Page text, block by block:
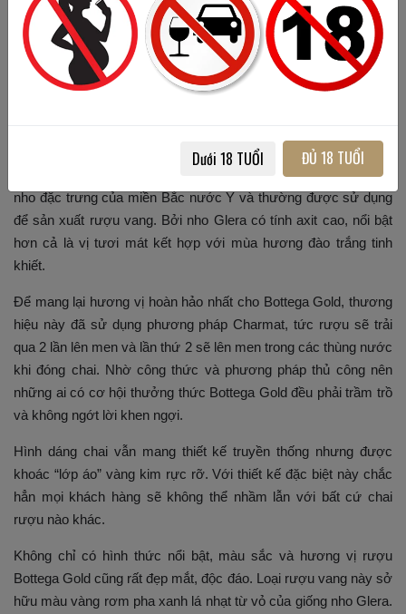
Hình 6. Rượu vang nổ với sắc vàng sang trọng
Bottega Gold được sản xuất từ giống nho Glera. Đây là giống
nho đặc trưng của miền Bắc nước Ý và thường được sử dụng
để sản xuất rượu vang. Bởi nho Glera có tính axit cao, nổi bật
hơn cả là vị tươi mát kết hợp với mùa hương đào trắng tinh
khiết.
Để mang lại hương vị hoàn hảo nhất cho Bottega Gold, thương
hiệu này đã sử dụng phương pháp Charmat, tức rượu sẽ trải
qua 2 lần lên men và lần thứ 2 sẽ lên men trong các thùng nước
khi đóng chai. Nhờ công thức và phương pháp thủ công nên
những ai có cơ hội thưởng thức Bottega Gold đều phải trầm trồ
và không ngớt lời khen ngợi.
Hình dáng chai vẫn mang thiết kế truyền thống nhưng được
khoác “lớp áo” vàng kim rực rỡ. Với thiết kế đặc biệt này chắc
hẳn mọi khách hàng sẽ không thể nhầm lẫn với bất cứ chai
rượu nào khác.
Không chỉ có hình thức nổi bật, màu sắc và hương vị rượu
Bottega Gold cũng rất đẹp mắt, độc đáo. Loại rượu vang này sở
hữu màu vàng rơm pha xanh lá nhạt từ vỏ của giống nho Glera.
Dưới 18 TUỔI ĐỦ 18 TUỔI